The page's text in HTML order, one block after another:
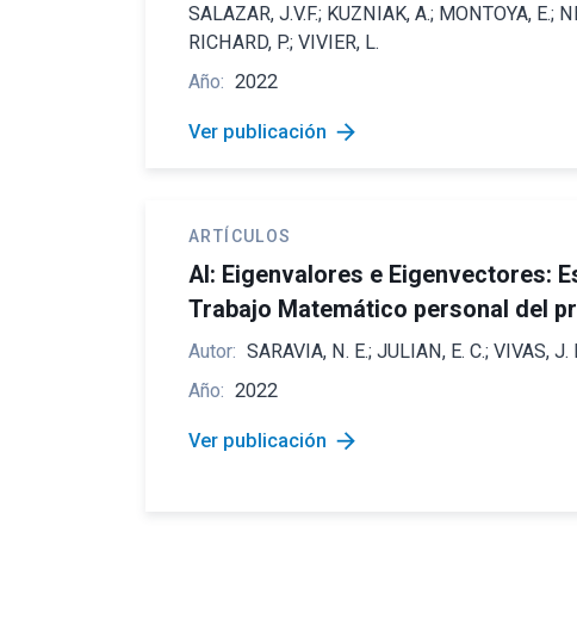
SALAZAR, J.V.F.; KUZNIAK, A.; MONTOYA, E.;
RICHARD, P.; VIVIER, L.
Año: 2022
Ver publicación arrow_forward
ARTÍCULOS
AI: Eigenvalores e Eigenvectores:
Trabajo Matemático personal del
Autor: SARAVIA, N. E.; JULIAN, E. C.; VIVAS, J.
Año: 2022
Ver publicación arrow_forward